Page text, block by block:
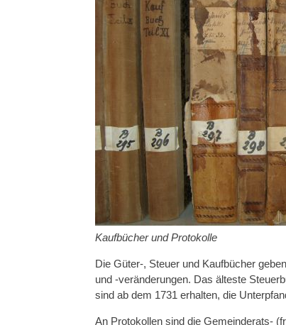
Kaufbücher und Protokolle
Die Güter-, Steuer und Kaufbücher
und -veränderungen. Das älteste
sind ab dem 1731 erhalten, die
An Protokollen sind die Gemeinderats-